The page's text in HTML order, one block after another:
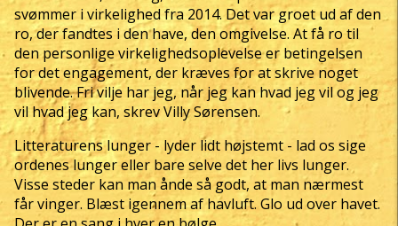
svømmer i virkelighed fra 2014. Det var groet ud af den
ro, der fandtes i den have, den omgivelse. At få ro til
den personlige virkelighedsoplevelse er betingelsen
for det engagement, der kræves for at skrive noget
blivende. Fri vilje har jeg, når jeg kan hvad jeg vil og jeg
vil hvad jeg kan, skrev Villy Sørensen.
Litteraturens lunger - lyder lidt højstemt - lad os sige
ordenes lunger eller bare selve det her livs lunger.
Visse steder kan man ånde så godt, at man nærmest
får vinger. Blæst igennem af havluft. Glo ud over havet.